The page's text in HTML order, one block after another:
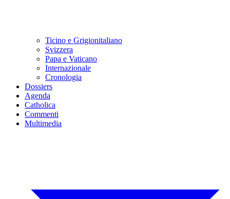
Ticino e Grigionitaliano
Svizzera
Papa e Vaticano
Internazionale
Cronologia
Dossiers
Agenda
Catholica
Commenti
Multimedia